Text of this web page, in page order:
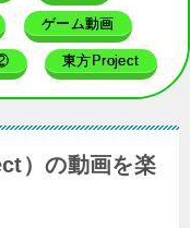
ゲーム動画
東方Project
）の動画を楽